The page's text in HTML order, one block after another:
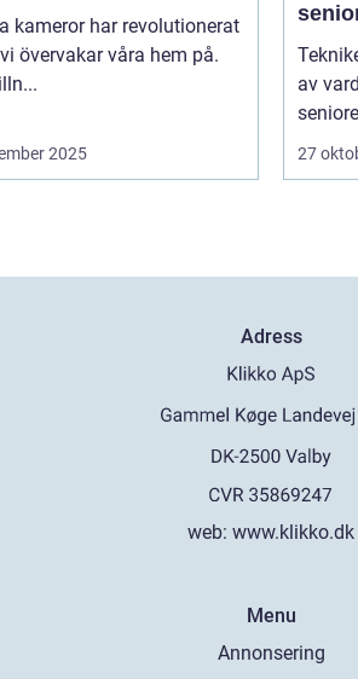
kameror har revolutionerat
övervakar våra hem på.
2025
av
27
Adress
web: www.klikko.dk
Menu
Annonsering